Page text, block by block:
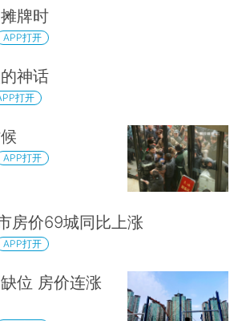
牌时
APP打开
神话
打开
APP打开
房价69城同比上涨
APP打开
位 房价连涨